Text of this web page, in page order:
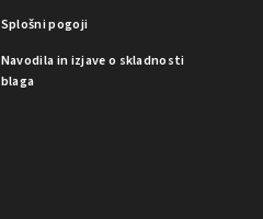
Splošni pogoji
Navodila in izjave o skladnosti
blaga